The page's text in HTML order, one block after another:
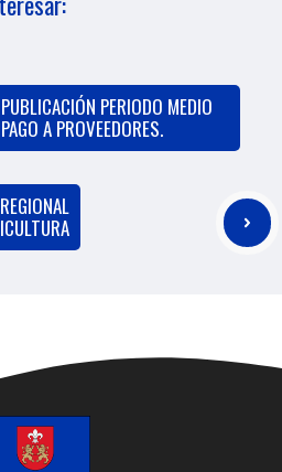
PUBLICACIÓN PERIODO MEDIO
PAGO A PROVEEDORES.